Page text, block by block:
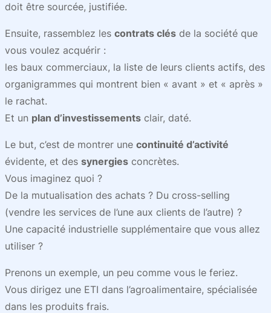
doit être sourcée, justifiée.
Ensuite, rassemblez les contrats clés de la société que
vous voulez acquérir :
les baux commerciaux, la liste de leurs clients actifs, des
organigrammes qui montrent bien « avant » et « après »
le rachat.
Et un plan d’investissements clair, daté.
Le but, c’est de montrer une continuité d’activité
évidente, et des synergies concrètes.
Vous imaginez quoi ?
De la mutualisation des achats ? Du cross-selling
(vendre les services de l’une aux clients de l’autre) ?
Une capacité industrielle supplémentaire que vous allez
utiliser ?
Prenons un exemple, un peu comme vous le feriez.
Vous dirigez une ETI dans l’agroalimentaire, spécialisée
dans les produits frais.